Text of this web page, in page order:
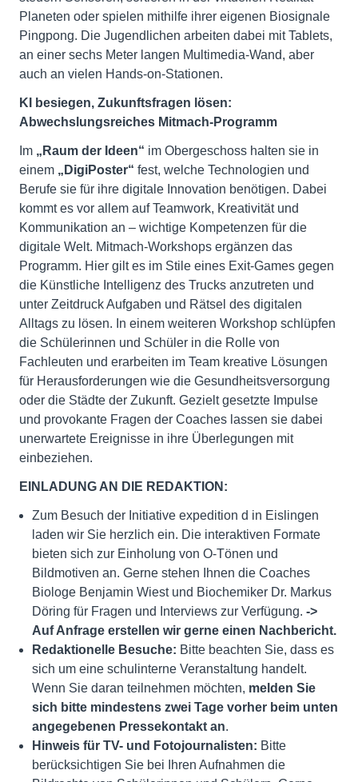
Planeten oder spielen mithilfe ihrer eigenen Biosignale
Pingpong. Die Jugendlichen arbeiten dabei mit Tablets,
an einer sechs Meter langen Multimedia-Wand, aber
auch an vielen Hands-on-Stationen.
KI besiegen, Zukunftsfragen lösen:
Abwechslungsreiches Mitmach-Programm
Im „Raum der Ideen“ im Obergeschoss halten sie in
einem „DigiPoster“ fest, welche Technologien und
Berufe sie für ihre digitale Innovation benötigen. Dabei
kommt es vor allem auf Teamwork, Kreativität und
Kommunikation an – wichtige Kom­petenzen für die
digitale Welt. Mitmach-Workshops ergänzen das
Programm. Hier gilt es im Stile eines Exit-Games gegen
die Künstliche Intelligenz des Trucks anzutreten und
unter Zeitdruck Aufgaben und Rätsel des digitalen
Alltags zu lösen. In einem weiteren Workshop schlüpfen
die Schülerinnen und Schüler in die Rolle von
Fachleuten und erarbeiten im Team kreative Lösungen
für Herausforderungen wie die Gesundheitsversorgung
oder die Städte der Zukunft. Gezielt gesetzte Impulse
und provokante Fragen der Coaches lassen sie dabei
unerwartete Ereignisse in ihre Überlegungen mit
einbeziehen.
EINLADUNG AN DIE REDAKTION:
Zum Besuch der Initiative expedition d in Eislingen
laden wir Sie herzlich ein. Die inter­aktiven Formate
bieten sich zur Einholung von O-Tönen und
Bildmotiven an. Gerne stehen Ihnen die Coaches
Biologe Benjamin Wiest und Biochemiker Dr. Markus
Döring für Fragen und Interviews zur Verfügung. ->
Auf Anfrage erstellen wir gerne einen Nach­bericht.
Redaktionelle Besuche: Bitte beachten Sie, dass es
sich um eine schulinterne Veranstaltung handelt.
Wenn Sie daran teilnehmen möchten, melden Sie
sich bitte mindestens zwei Tage vorher beim unten
angegebenen Pressekontakt an.
Hinweis für TV- und Fotojournalisten: Bitte
berücksichtigen Sie bei Ihren Aufnahmen die